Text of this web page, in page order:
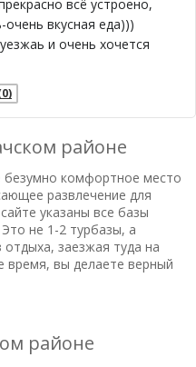
всё устроено,
вкусная еда)))
и очень хочется
районе
безумно комфортное место
развлечение для
указаны все базы
не 1-2 турбазы, а
заезжая туда на
время, вы делаете верный
районе